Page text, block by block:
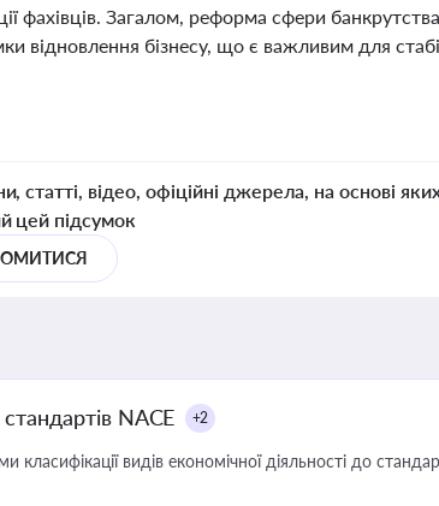
фахівців. Загалом, реформа сфери банкрутства
відновлення бізнесу, що є важливим для
статті, відео, офіційні джерела, на основі
цей підсумок
NACE +2
класифікації видів економічної діяльності до